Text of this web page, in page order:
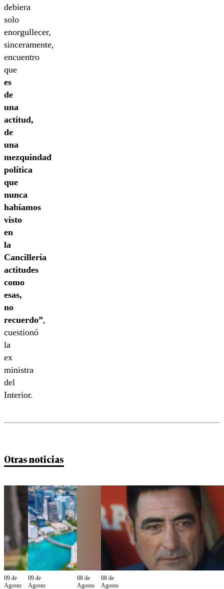
debiera
solo
enorgullecer,
sinceramente,
encuentro
que
es
de
una
actitud,
de
una
mezquindad
política
que
nunca
habíamos
visto
en
la
Cancillería
actitudes
como
esas,
no
recuerdo”,
cuestionó
la
ex
ministra
del
Interior.
Otras noticias
09 de
Agosto
09 de
Agosto
08 de
Agosto
08 de
Agosto